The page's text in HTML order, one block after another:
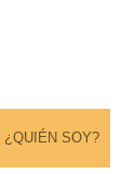
¿QUIÉN SOY?